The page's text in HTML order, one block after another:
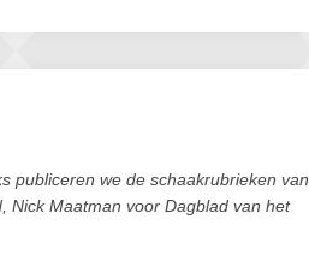
publiceren we de schaakrubrieken van
Nick Maatman voor Dagblad van het